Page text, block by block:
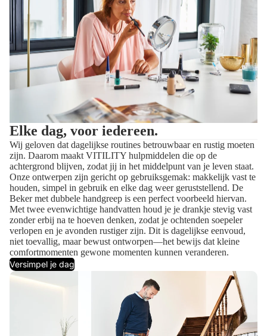
Elke dag, voor iedereen.
Wij geloven dat dagelijkse routines betrouwbaar en rustig moeten
zijn. Daarom maakt VITILITY hulpmiddelen die op de
achtergrond blijven, zodat jij in het middelpunt van je leven staat.
Onze ontwerpen zijn gericht op gebruiksgemak: makkelijk vast te
houden, simpel in gebruik en elke dag weer geruststellend. De
Beker met dubbele handgreep is een perfect voorbeeld hiervan.
Met twee evenwichtige handvatten houd je je drankje stevig vast
zonder erbij na te hoeven denken, zodat je ochtenden soepeler
verlopen en je avonden rustiger zijn. Dit is dagelijkse eenvoud,
niet toevallig, maar bewust ontworpen—het bewijs dat kleine
comfortmomenten gewone momenten kunnen veranderen.
Versimpel je dag